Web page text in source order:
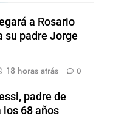
a Rosario
su padre Jorge
18 horas atrás 0
padre de
los 68 años